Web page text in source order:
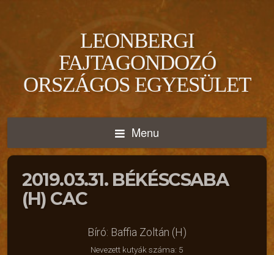
LEONBERGI
FAJTAGONDOZÓ
ORSZÁGOS EGYESÜLET
Menu
2019.03.31. BÉKÉSCSABA
(H) CAC
Bíró: Baffia Zoltán (H)
Nevezett kutyák száma: 5